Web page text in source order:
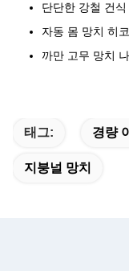
단단한 강철 건
자동 몸 망치 히
까만 고무 망치
태그: 경량
지붕널 망치